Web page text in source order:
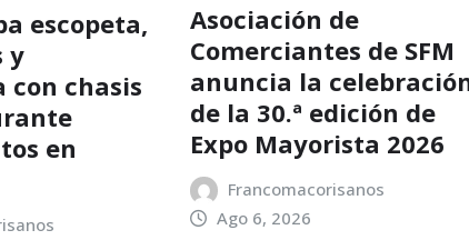
escopeta,
y
con chasis
en
Asociación de
Comerciantes de SFM
anuncia la
de la 30.ª edición de
Expo Mayorista 2026
Francomacorisanos
Ago 6, 2026